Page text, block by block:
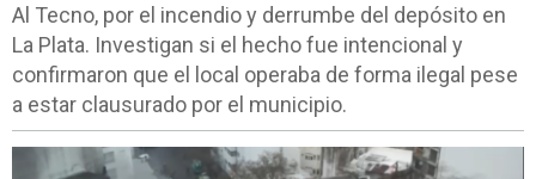
Al Tecno, por el incendio y derrumbe del depósito en
La Plata. Investigan si el hecho fue intencional y
confirmaron que el local operaba de forma ilegal pese
a estar clausurado por el municipio.